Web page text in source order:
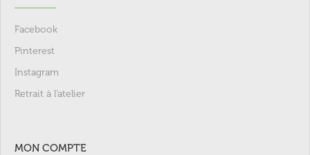
Facebook
Pinterest
Instagram
Retrait à l'atelier
MON COMPTE